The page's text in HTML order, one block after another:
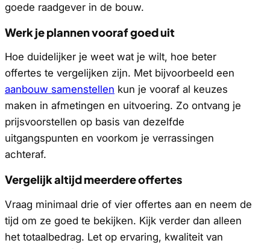
goede raadgever in de bouw.
Werk je plannen vooraf goed uit
Hoe duidelijker je weet wat je wilt, hoe beter
offertes te vergelijken zijn. Met bijvoorbeeld een
aanbouw samenstellen kun je vooraf al keuzes
maken in afmetingen en uitvoering. Zo ontvang je
prijsvoorstellen op basis van dezelfde
uitgangspunten en voorkom je verrassingen
achteraf.
Vergelijk altijd meerdere offertes
Vraag minimaal drie of vier offertes aan en neem de
tijd om ze goed te bekijken. Kijk verder dan alleen
het totaalbedrag. Let op ervaring, kwaliteit van